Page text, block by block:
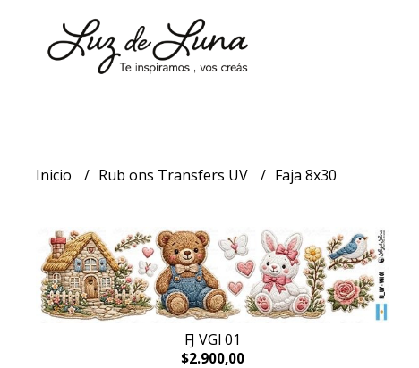
Inicio Rub ons Transfers UV Faja 8x30
FJ VGI 01
$2.900,00